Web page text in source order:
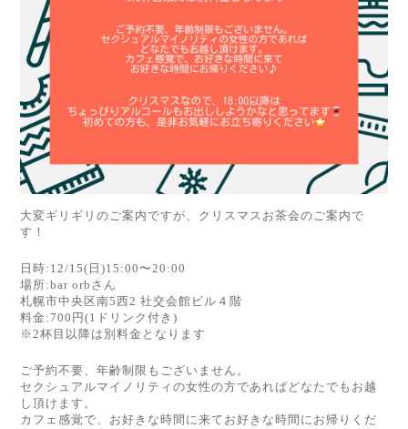
大変ギリギリのご案内ですが、クリスマスお茶会のご案内で
す！
日時:12/15(日)15:00〜20:00
場所:bar orbさん
札幌市中央区南5西2 社交会館ビル４階
料金:700円(1ドリンク付き)
※2杯目以降は別料金となります
ご予約不要、年齢制限もございません。
セクシュアルマイノリティの女性の方であればどなたでもお越
し頂けます。
カフェ感覚で、お好きな時間に来てお好きな時間にお帰りくだ